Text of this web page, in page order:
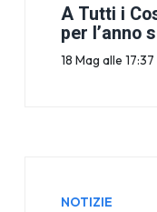
A Tutti i
per l’anno
18 Mag alle 17:37
NOTIZIE